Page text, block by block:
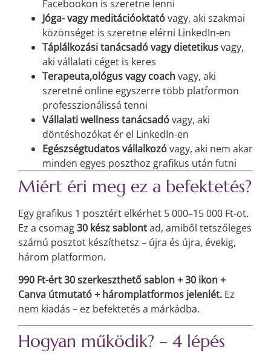
Facebookon is szeretne lenni
Jóga- vagy meditációoktatóvagy, aki szakmai
közönséget is szeretne elérni LinkedIn-en
Táplálkozási tanácsadó vagy dietetikusvagy,
aki vállalati céget is keres
Terapeuta,ológus vagy coachvagy, aki
szeretné online egyszerre több platformon
professzionálissá tenni
Vállalati wellness tanácsadóvagy, aki
döntéshozókat ér el LinkedIn-en
Egészségtudatos vállalkozóvagy, aki nem akar
minden egyes poszthoz grafikus után futni
Miért éri meg ez a befektetés?
Egy grafikus 1 posztért elkérhet 5 000–15 000 Ft-ot.
Ez a csomag30 kész sablontad, amiből tetszőleges
számú posztot készíthetsz – újra és újra, évekig,
három platformon.
990 Ft-ért 30 szerkeszthető sablon + 30 ikon +
Canva útmutató + háromplatformos jelenlét. Ez
nem kiadás – ez befektetés a márkádba.
Hogyan működik? – 4 lépés